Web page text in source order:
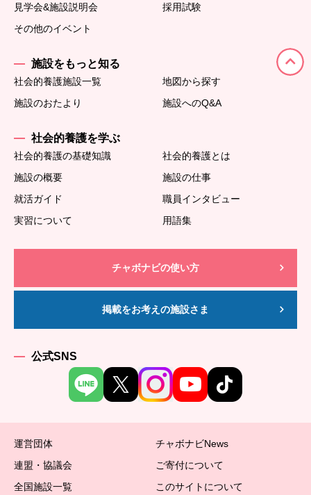
見学会&施設説明会
採用試験
その他のイベント
施設をもっと知る
社会的養護施設一覧
地図から探す
施設のおたより
施設へのQ&A
社会的養護を学ぶ
社会的養護の基礎知識
社会的養護とは
施設の概要
施設の仕事
就活ガイド
職員インタビュー
実習について
用語集
チャボナビの使い方
掲載をお考えの施設さま
公式SNS
運営団体
チャボナビNews
連盟・協議会
ご寄付について
全国施設一覧
このサイトについて